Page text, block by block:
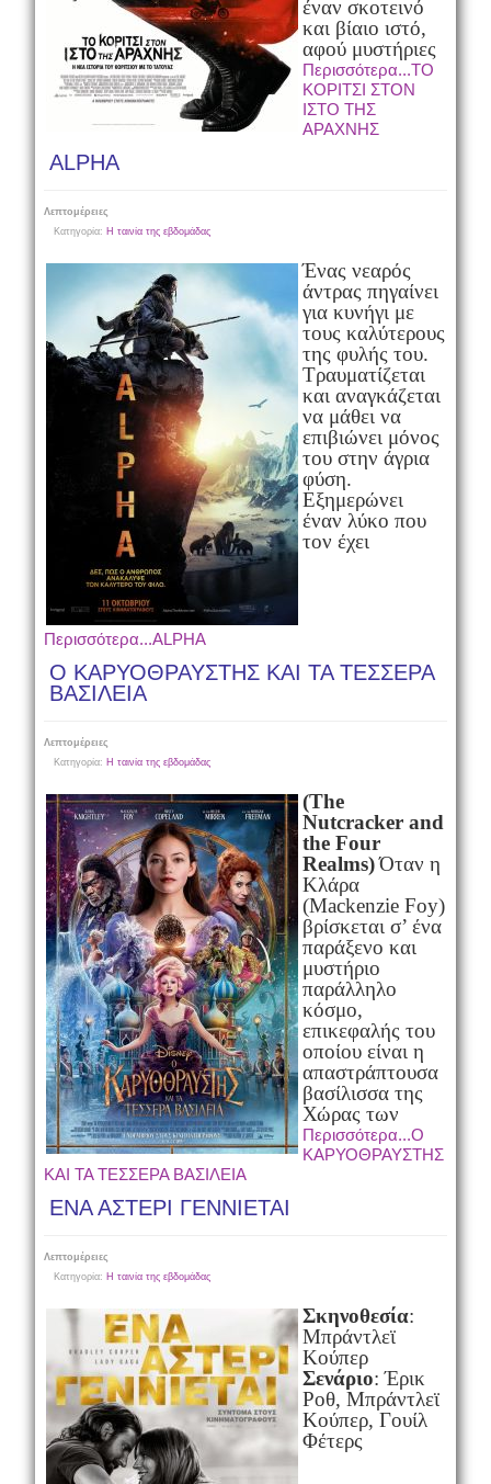
έναν σκοτεινό
και βίαιο ιστό,
αφού μυστήριες
Περισσότερα...ΤΟ
ΚΟΡΙΤΣΙ ΣΤΟΝ
ΙΣΤΟ ΤΗΣ
ΑΡΑΧΝΗΣ
ALPHA
Λεπτομέρειες
Κατηγορία: Η ταινία της εβδομάδας
Ένας νεαρός
άντρας πηγαίνει
για κυνήγι με
τους καλύτερους
της φυλής του.
Τραυματίζεται
και αναγκάζεται
να μάθει να
επιβιώνει μόνος
του στην άγρια
φύση.
Εξημερώνει
έναν λύκο που
τον έχει
Περισσότερα...ALPHA
Ο ΚΑΡΥΟΘΡΑΥΣΤΗΣ ΚΑΙ ΤΑ ΤΕΣΣΕΡΑ
ΒΑΣΙΛΕΙΑ
Λεπτομέρειες
Κατηγορία: Η ταινία της εβδομάδας
(The
Nutcracker and
the Four
Realms)Όταν η
Κλάρα
(Mackenzie Foy)
βρίσκεται σ’ ένα
παράξενο και
μυστήριο
παράλληλο
κόσμο,
επικεφαλής του
οποίου είναι η
απαστράπτουσα
βασίλισσα της
Χώρας των
Περισσότερα...Ο
ΚΑΡΥΟΘΡΑΥΣΤΗΣ
ΚΑΙ ΤΑ ΤΕΣΣΕΡΑ ΒΑΣΙΛΕΙΑ
ΕΝΑ ΑΣΤΕΡΙ ΓΕΝΝΙΕΤΑΙ
Λεπτομέρειες
Κατηγορία: Η ταινία της εβδομάδας
Σκηνοθεσία:
Μπράντλεϊ
Κούπερ
Σενάριο: Έρικ
Ροθ, Μπράντλεϊ
Κούπερ, Γουίλ
Φέτερς